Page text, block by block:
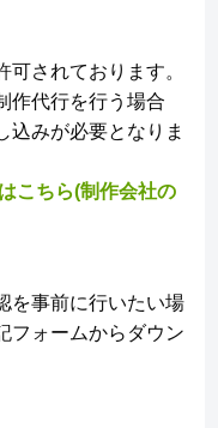
されております。
作代行を行う場合
込みが必要となりま
こちら(制作会社の
を事前に行いたい場
フォームからダウン